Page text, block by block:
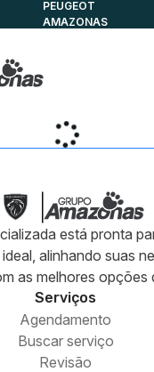
PEUGEOT
AMAZONAS
está pronta
alinhando suas
as melhores opções
Serviços
Agendamento
Buscar serviço
Revisão